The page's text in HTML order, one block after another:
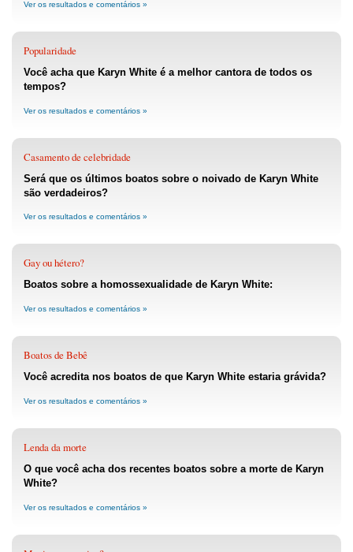
Ver os resultados e comentários »
Popularidade
Você acha que Karyn White é a melhor cantora de todos os
tempos?
Ver os resultados e comentários »
Casamento de celebridade
Será que os últimos boatos sobre o noivado de Karyn White
são verdadeiros?
Ver os resultados e comentários »
Gay ou hétero?
Boatos sobre a homossexualidade de Karyn White:
Ver os resultados e comentários »
Boatos de Bebê
Você acredita nos boatos de que Karyn White estaria grávida?
Ver os resultados e comentários »
Lenda da morte
O que você acha dos recentes boatos sobre a morte de Karyn
White?
Ver os resultados e comentários »